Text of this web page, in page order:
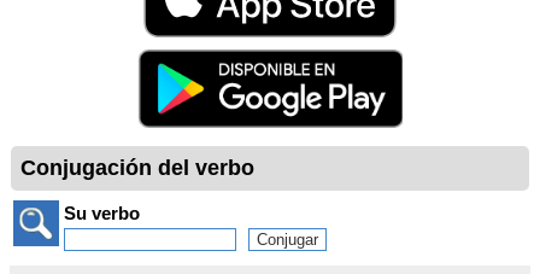
Conjugación del verbo
Su verbo